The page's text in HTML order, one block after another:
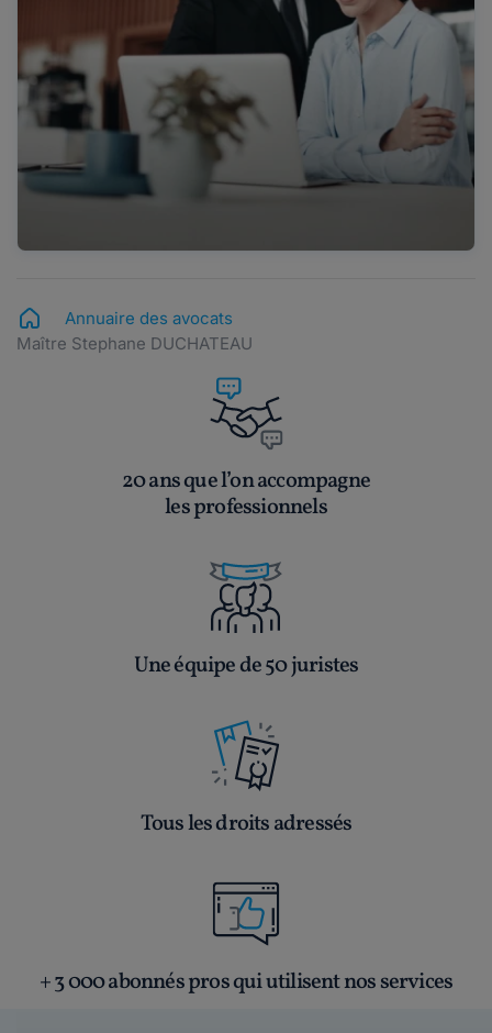
Annuaire des avocats
Maître Stephane DUCHATEAU
20 ans que l’on accompagne
les professionnels
Une équipe de 50 juristes
Tous les droits adressés
+ 3 000 abonnés pros qui utilisent nos services